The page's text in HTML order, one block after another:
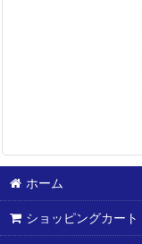
ホーム
ショッピングカート